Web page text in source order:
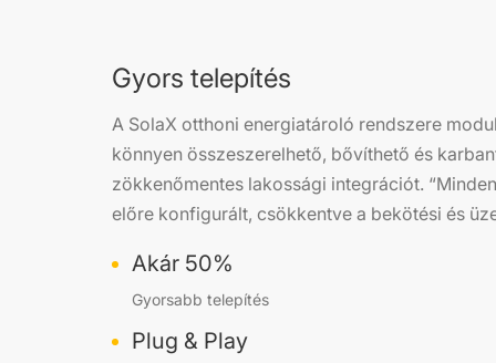
Gyors telepítés
A SolaX otthoni energiatároló rendszere
könnyen összeszerelhető, bővíthető és
zökkenőmentes lakossági integrációt.
előre konfigurált, csökkentve a bekötési és
Akár 50%
Gyorsabb telepítés
Plug & Play